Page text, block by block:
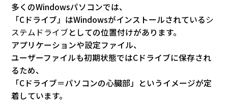
多くのWindowsパソコンでは、
「Cドライブ」はWindowsがインストールされているシ
ステムドライブとしての位置付けがあります。
アプリケーションや設定ファイル、
ユーザーファイルも初期状態ではCドライブに保存され
るため、
「Cドライブ＝パソコンの心臓部」というイメージが定
着しています。